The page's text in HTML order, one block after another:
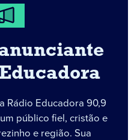
Rádio Educadora 90,9
público fiel, cristão e
e região. Sua